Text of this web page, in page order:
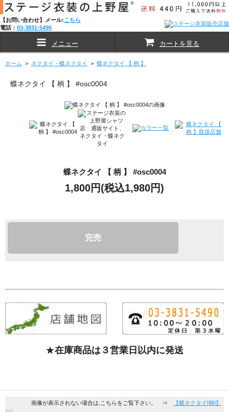
【お問い合わせ】メール:こちら
電話： 03-3831-5490
メニュー カートを見る
ホーム > ネクタイ・蝶ネクタイ > 蝶ネクタイ 【 柄 】
蝶ネクタイ 【 柄 】 #osc0004
蝶ネクタイ 【 柄 】 #osc0004
1,800円(税込1,980円)
完売
★在庫商品は３営業日以内に発送
画像が表示されない場合は,こちらをご覧下さい。 ⇒ 【蝶ネクタイ[柄]】